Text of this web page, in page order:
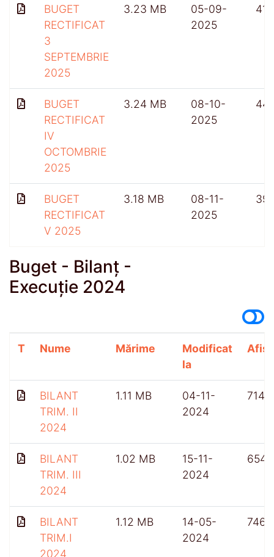
BUGET
RECTIFICAT
3
SEPTEMBRIE
2025
3.23 MB
05-09-
2025
415
BUGET
RECTIFICAT
IV
OCTOMBRIE
2025
3.24 MB
08-10-
2025
441
BUGET
RECTIFICAT
V 2025
3.18 MB
08-11-
2025
Buget - Bilanț -
Execuție 2024
T Nume Mărime
Modificat
la
BILANT
TRIM. II
2024
1.11 MB
04-11-
2024
714
BILANT
TRIM. III
2024
1.02 MB
15-11-
2024
654
BILANT
TRIM.I
2024
1.12 MB
14-05-
2024
746